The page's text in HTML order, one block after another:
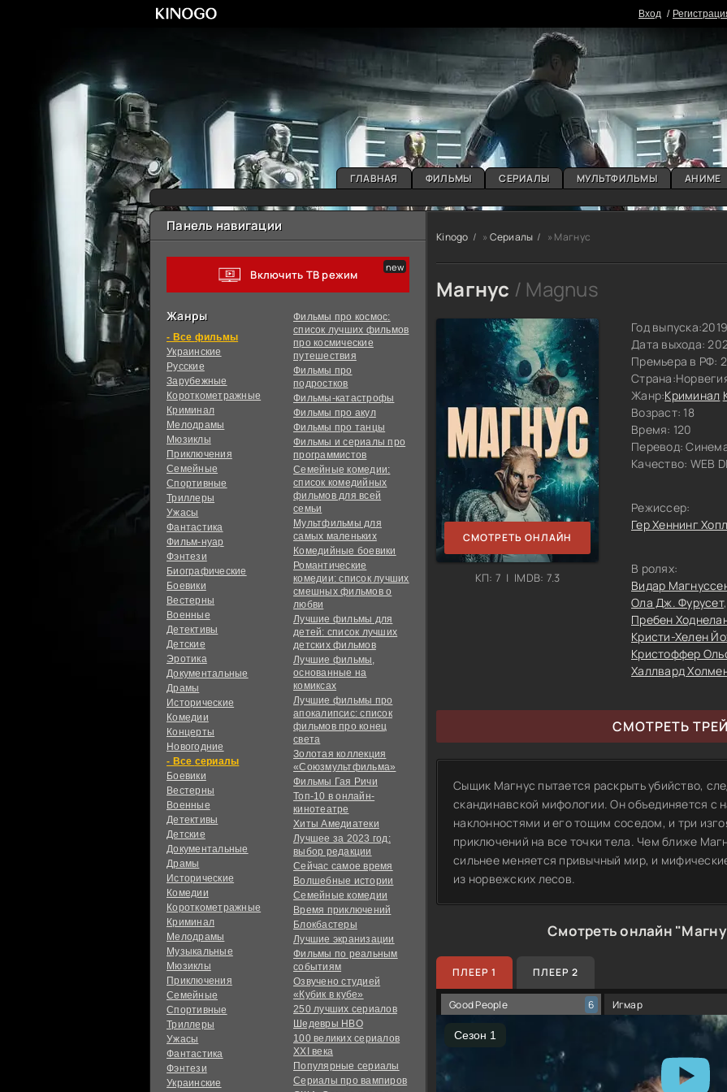
Вxoд
ГЛАВНАЯ ФИЛЬМЫ СЕРИАЛЫ МУЛЬТФИЛЬМЫ АНИМЕ
Панель навигации
Включить ТВ режим
Жанры
фильмы
Украинcкие
Русские
Зарубежные
Короткометражные
Криминал
Мелодрамы
Мюзиклы
Приключения
Семейные
Спортивные
Триллеры
Ужасы
Фантастика
Фильм-нуар
Фэнтези
Биографические
Боевики
Вестерны
Военные
Детективы
Детские
Эротика
Документальные
Драмы
Исторические
Комедии
Концерты
Новогодние
сериалы
Боевики
Вестерны
Военные
Детективы
Детские
Документальные
Драмы
Исторические
Комедии
Короткометражные
Криминал
Мелодрамы
Музыкальные
Мюзиклы
Приключения
Семейные
Спортивные
Триллеры
Ужасы
Фантастика
Фэнтези
Украинcкие
Фильмы про космос:
список лучших фильмов
про космические
путешествия
Фильмы про
подростков
Фильмы-катастрофы
Фильмы про акул
Фильмы про танцы
Фильмы и сериалы про
программистов
Семейные комедии:
список комедийных
фильмов для всей
семьи
Мультфильмы для
самых маленьких
Комедийные боевики
Романтические
комедии: список лучших
смешных фильмов о
любви
Лучшие фильмы для
детей: список лучших
детских фильмов
Лучшие фильмы,
основанные на
комиксах
Лучшие фильмы про
апокалипсис: список
фильмов про конец
света
Золотая коллекция
«Союзмультфильма»
Фильмы Гая Ричи
Топ-10 в онлайн-
кинотеатре
Хиты Амедиатеки
Лучшее за 2023 год:
выбор редакции
Сейчас самое время
Волшебные истории
Семейные комедии
Время приключений
Блокбастеры
Лучшие экранизации
Фильмы по реальным
событиям
Озвучено студией
«Кубик в кубе»
250 лучших сериалов
Шедевры HBO
100 великих сериалов
XXI века
Популярные сериалы
Сериалы про вампиров
Kinogo » Сериалы » Магнус
Магнус / Magnus
СМОТРЕТЬ ОНЛАЙН
КП: 7 | IMDB: 7.3
Год выпуска:2019
Дата выхода:
Премьера в РФ:
Страна:
Жанр:Криминал
Возраст: 18
Время: 120
Перевод:
Качество: WEB
Режиссер:
Гер Хеннинг
В ролях:
Видар
Ола Дж. Фурусет
Пребен
Кристи-Хелен
Кристоффер
Халлвард
СМОТРЕТЬ
Сыщик Магнус пытается раскрыть убийство,
скандинавской мифологии. Он объединяется с
наклонностями и его тощим соседом, и три
приключений на все точки тела. Чем ближе
сильнее меняется привычный мир, и
из норвежских лесов.
Смотреть онлайн
ПЛЕЕР 1 ПЛЕЕР 2
Good People 6 Игмар